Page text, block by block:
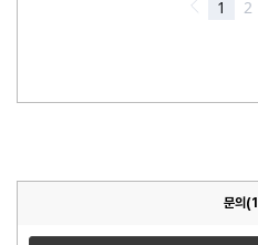
문의